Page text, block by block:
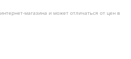
магазина и может отличаться от цен в